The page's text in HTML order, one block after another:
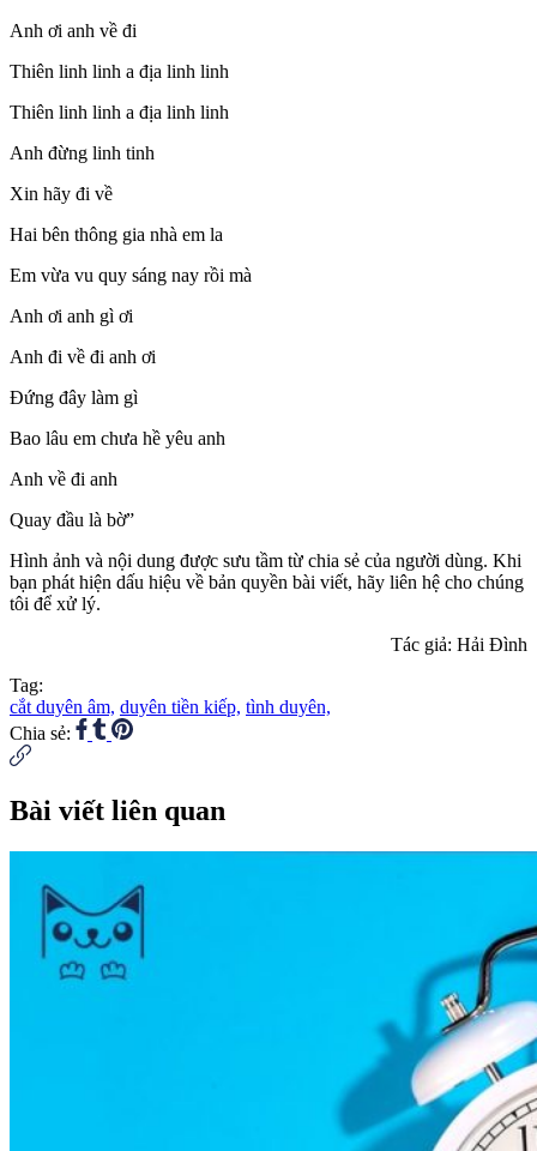
Anh ơi anh về đi
Thiên linh linh a địa linh linh
Thiên linh linh a địa linh linh
Anh đừng linh tinh
Xin hãy đi về
Hai bên thông gia nhà em la
Em vừa vu quy sáng nay rồi mà
Anh ơi anh gì ơi
Anh đi về đi anh ơi
Đứng đây làm gì
Bao lâu em chưa hề yêu anh
Anh về đi anh
Quay đầu là bờ”
Hình ảnh và nội dung được sưu tầm từ chia sẻ của người dùng. Khi
bạn phát hiện dấu hiệu về bản quyền bài viết, hãy liên hệ cho chúng
tôi để xử lý.
Tác giả: Hải Đình
Tag:
cắt duyên âm, duyên tiền kiếp, tình duyên,
Chia sẻ:
Bài viết liên quan